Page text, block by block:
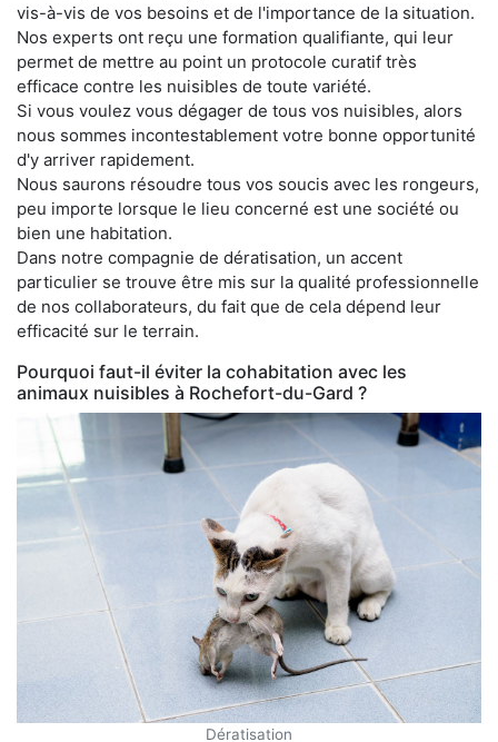
vis-à-vis de vos besoins et de l'importance de la situation.
Nos experts ont reçu une formation qualifiante, qui leur
permet de mettre au point un protocole curatif très
efficace contre les nuisibles de toute variété.
Si vous voulez vous dégager de tous vos nuisibles, alors
nous sommes incontestablement votre bonne opportunité
d'y arriver rapidement.
Nous saurons résoudre tous vos soucis avec les rongeurs,
peu importe lorsque le lieu concerné est une société ou
bien une habitation.
Dans notre compagnie de dératisation, un accent
particulier se trouve être mis sur la qualité professionnelle
de nos collaborateurs, du fait que de cela dépend leur
efficacité sur le terrain.
Pourquoi faut-il éviter la cohabitation avec les
animaux nuisibles à Rochefort-du-Gard ?
Dératisation